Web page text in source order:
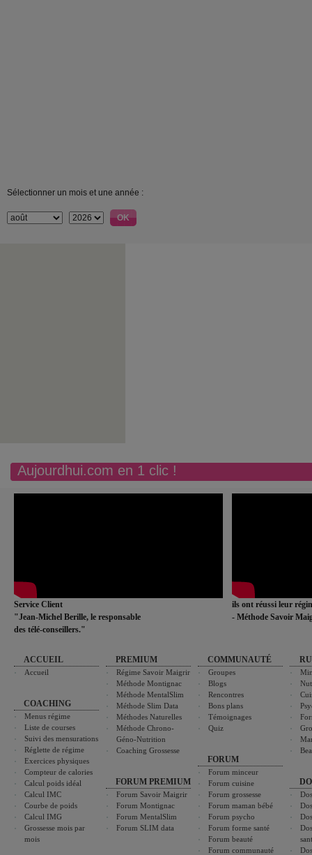
Sélectionner un mois et une année :
Aujourdhui.com en 1 clic !
Service Client
"Jean-Michel Berille, le responsable
des télé-conseillers."
ils ont réussi leur
- Méthode Savoir
ACCUEIL
Accueil
COACHING
Menus régime
Liste de courses
Suivi des mensurations
Réglette de régime
Exercices physiques
Compteur de calories
Calcul poids idéal
Calcul IMC
Courbe de poids
Calcul IMG
Grossesse mois par
mois
PREMIUM
Régime Savoir Maigrir
Méthode Montignac
Méthode MentalSlim
Méthode Slim Data
Méthodes Naturelles
Méthode Chrono-
Géno-Nutrition
Coaching Grossesse
FORUM PREMIUM
Forum Savoir Maigrir
Forum Montignac
Forum MentalSlim
Forum SLIM data
COMMUNAUTÉ
Groupes
Blogs
Rencontres
Bons plans
Témoignages
Quiz
FORUM
Forum minceur
Forum cuisine
Forum grossesse
Forum maman bébé
Forum psycho
Forum forme santé
Forum beauté
Forum communauté